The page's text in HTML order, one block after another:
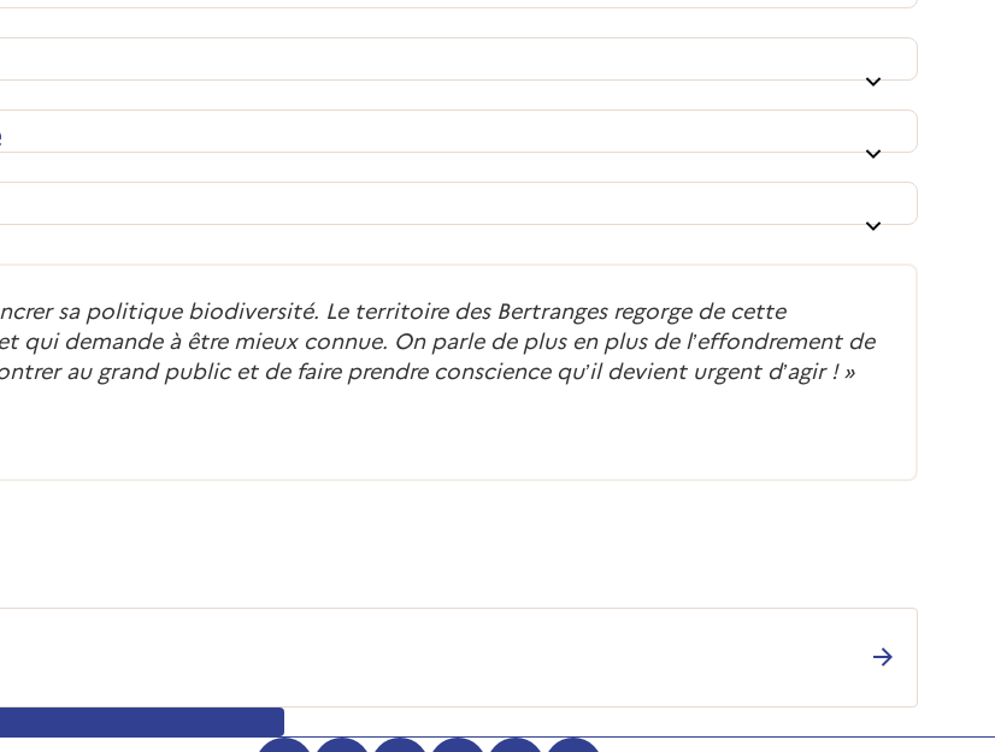
sa politique biodiversité. Le territoire des Bertranges regorge de cette
qui demande à être mieux connue. On parle de plus en plus de l’effondrement de
au grand public et de faire prendre conscience qu’il devient urgent d’agir !»